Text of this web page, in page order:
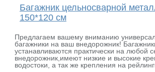
Багажник цельносварной
150*120 см
Предлагаем вашему вниманию
багажники на ваш внедорожник!
устанавливаются практически на любой
внедорожник,имеют низкие и высокие
водостоки, а так же крепления на